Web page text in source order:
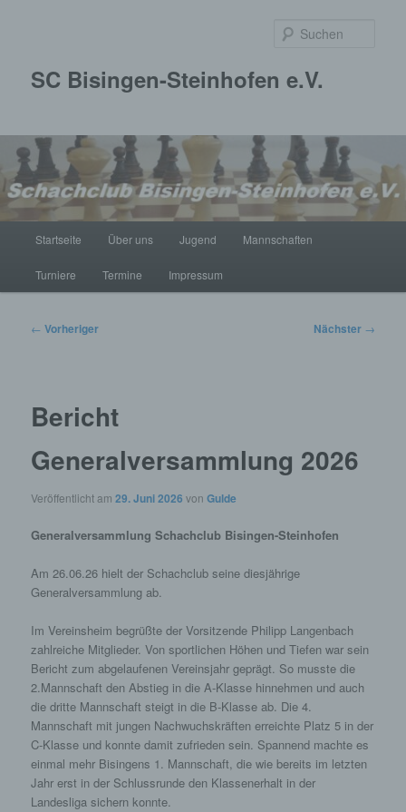
SC Bisingen-Steinhofen e.V.
Startseite Über uns Jugend Mannschaften
Turniere Termine Impressum
Beitragsnavigation
← Vorheriger Nächster →
Bericht
Generalversammlung 2026
Veröffentlicht am29. Juni 2026 vonGulde
Generalversammlung Schachclub Bisingen-Steinhofen
Am 26.06.26 hielt der Schachclub seine diesjährige
Generalversammlung ab.
Im Vereinsheim begrüßte der Vorsitzende Philipp Langenbach
zahlreiche Mitglieder. Von sportlichen Höhen und Tiefen war sein
Bericht zum abgelaufenen Vereinsjahr geprägt. So musste die
2.Mannschaft den Abstieg in die A-Klasse hinnehmen und auch
die dritte Mannschaft steigt in die B-Klasse ab. Die 4.
Mannschaft mit jungen Nachwuchskräften erreichte Platz 5 in der
C-Klasse und konnte damit zufrieden sein. Spannend machte es
einmal mehr Bisingens 1. Mannschaft, die wie bereits im letzten
Jahr erst in der Schlussrunde den Klassenerhalt in der
Landesliga sichern konnte.